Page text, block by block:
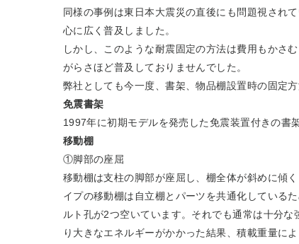
同様の事例は東日本大震災の直後にも問題視され
心に広く普及しました。
しかし、このような耐震固定の方法は費用もかさ
がらさほど普及しておりませんでした。
弊社としても今一度、書架、物品棚設置時の固定
免震書架
1997年に初期モデルを発売した免震装置付きの書
移動棚
①脚部の座屈
移動棚は支柱の脚部が座屈し、棚全体が斜めに傾
イプの移動棚は自立棚とパーツを共通化している
ルト孔が2つ空いています。それでも通常は十分
り大きなエネルギーがかかった結果、積載重量に